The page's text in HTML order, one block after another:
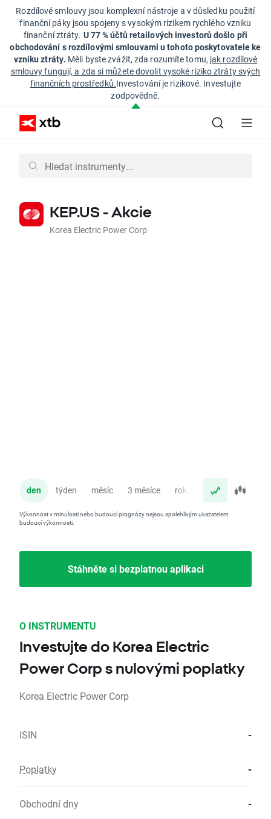
Rozdílové smlouvy jsou komplexní nástroje a v důsledku použití
finanční páky jsou spojeny s vysokým rizikem rychlého vzniku
finanční ztráty. U 77 % účtů retailových investorů došlo při
obchodování s rozdílovými smlouvami u tohoto poskytovatele ke
vzniku ztráty. Měli byste zvážit, zda rozumíte tomu, jak rozdílové
smlouvy fungují, a zda si můžete dovolit vysoké riziko ztráty svých
finančních prostředků.Investování je rizikové. Investujte
zodpovědně.
KEP.US - Akcie
Korea Electric Power Corp
den týden měsíc 3 měsíce rok
Výkonnost v minulosti nebo budoucí prognózy nejsou spolehlivým ukazatelem
budoucí výkonnosti.
Stáhněte si bezplatnou aplikaci
O INSTRUMENTU
Investujte do Korea Electric
Power Corp s nulovými poplatky
Korea Electric Power Corp
ISIN -
Poplatky -
Obchodní dny -